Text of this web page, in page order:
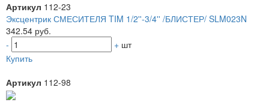
Артикул 112-23
Эксцентрик СМЕСИТЕЛЯ TIM 1/2''-3/4'' /БЛИСТЕР/ SLM023N
342.54 руб.
-
+ шт
Купить
Артикул 112-98